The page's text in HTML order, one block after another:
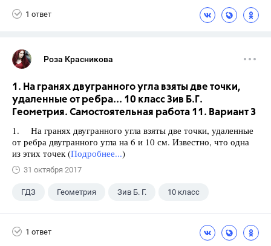
1 ответ
Роза Красникова
1. На гранях двугранного угла взяты две точки,
удаленные от ребра... 10 класс Зив Б.Г.
Геометрия. Самостоятельная работа 11. Вариант 3
1. На гранях двугранного угла взяты две точки, удаленные
от ребра двугранного угла на 6 и 10 см. Известно, что одна
из этих точек (Подробнее...)
31 октября 2017
ГДЗ Геометрия Зив Б. Г. 10 класс
1 ответ